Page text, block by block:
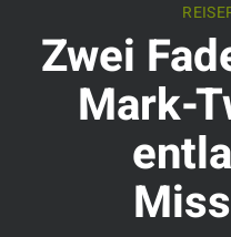
Zwei
Mark-